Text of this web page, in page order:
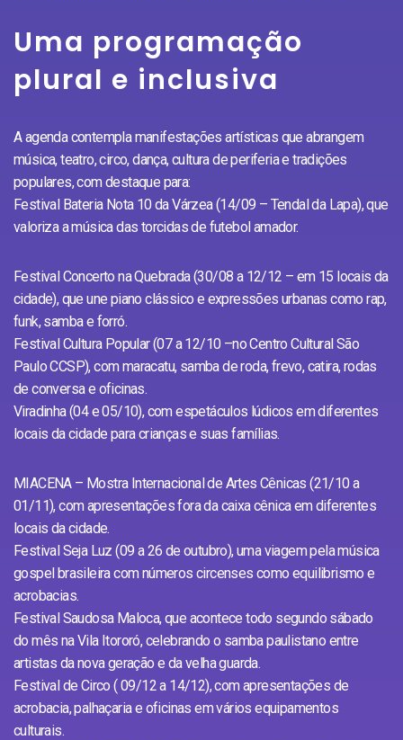
Uma programação
plural e inclusiva
A agenda contempla manifestações artísticas que abrangem
música, teatro, circo, dança, cultura de periferia e tradições
populares, com destaque para:
Festival Bateria Nota 10 da Várzea (14/09 – Tendal da Lapa), que
valoriza a música das torcidas de futebol amador.
Festival Concerto na Quebrada (30/08 a 12/12 – em 15 locais da
cidade), que une piano clássico e expressões urbanas como rap,
funk, samba e forró.
Festival Cultura Popular (07 a 12/10 –no Centro Cultural São
Paulo CCSP), com maracatu, samba de roda, frevo, catira, rodas
de conversa e oficinas.
Viradinha (04 e 05/10), com espetáculos lúdicos em diferentes
locais da cidade para crianças e suas famílias.
MIACENA – Mostra Internacional de Artes Cênicas (21/10 a
01/11), com apresentações fora da caixa cênica em diferentes
locais da cidade.
Festival Seja Luz (09 a 26 de outubro), uma viagem pela música
gospel brasileira com números circenses como equilibrismo e
acrobacias.
Festival Saudosa Maloca, que acontece todo segundo sábado
do mês na Vila Itororó, celebrando o samba paulistano entre
artistas da nova geração e da velha guarda.
Festival de Circo ( 09/12 a 14/12), com apresentações de
acrobacia, palhaçaria e oficinas em vários equipamentos
culturais.